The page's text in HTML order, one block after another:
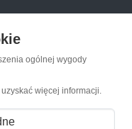
ogólnej wygody
uzyskać więcej informacji.